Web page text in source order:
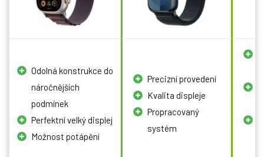
Odolná konstrukce do
náročnějších
podmínek
Perfektní velký displej
Možnost potápění
Precizní provedení
Kvalita displeje
Propracovaný
systém